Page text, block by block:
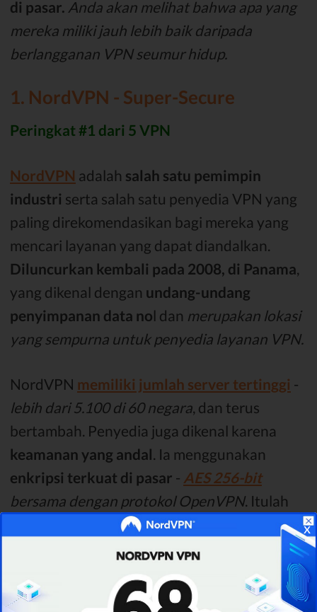
di pasar. Anda akan melihat bahwa apa yang
mereka miliki jauh lebih baik daripada
berlangganan VPN seumur hidup.
1. NordVPN - Super-Secure
Peringkat #1 dari 5 VPN
NordVPN adalah salah satu pemimpin
industri serta salah satu penyedia VPN yang
paling direkomendasikan bagi mereka yang
mencari layanan yang dapat diandalkan.
Diluncurkan kembali pada 2008, di Panama,
yang dikenal dengan undang-undang
penyimpanan data nol dan merupakan lokasi
yang sempurna untuk penyedia layanan VPN.
NordVPN memiliki jumlah server tertinggi -
lebih dari 5.100 di 60 negara, dan terus
bertambah. Penyedia juga dikenal karena
keamanan yang andal. Ia menggunakan
enkripsi terkuat di pasar - AES 256-bit
bersama dengan protokol OpenVPN. Itulah
yang saya maksudkan dengan mengatakan
bahwa penyedia VPN yang mampu jauh lebih
x